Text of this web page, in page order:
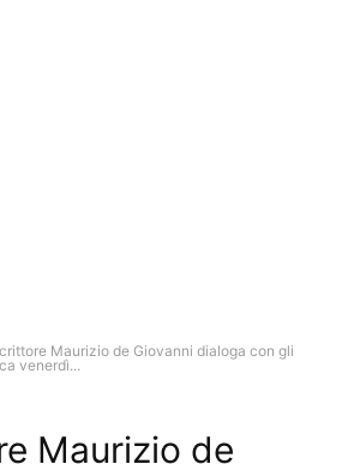
Maurizio de Giovanni dialoga con gli
venerdì...
Maurizio de